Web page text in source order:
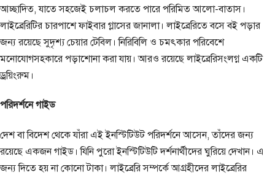
আচ্ছাদিত, যাতে সহজেই চলাচল করতে পারে পরিমিত আলো-বাতাস।
লাইব্রেরিটির চারপাশে ফাইবার গ্লাসের জানালা। লাইব্রেরিতে বসে বই পড়ার
জন্য রয়েছে সুদৃশ্য চেয়ার টেবিল। নিরিবিলি ও চমৎকার পরিবেশে
মনোযোগসহকারে পড়াশোনা করা যায়। আরও রয়েছে লাইব্রেরিসংলগ্ন একটি
ড্রয়িংরুম।
পরিদর্শনে গাইড
দেশ বা বিদেশ থেকে যাঁরা এই ইনস্টিটিউট পরিদর্শনে আসেন, তাঁদের জন্য
রয়েছে একজন গাইড। যিনি পুরো ইনস্টিটিউটি দর্শনার্থীদের ঘুরিয়ে দেখান। এ
জন্য দিতে হয় না কোনো টাকা। লাইব্রেরি সম্পর্কে আগ্রহীদের লাইব্রেরির